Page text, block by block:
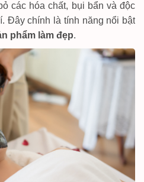
các hóa chất, bụi bẩn và độc
Đây chính là tính năng nổi bật
phẩm làm đẹp.